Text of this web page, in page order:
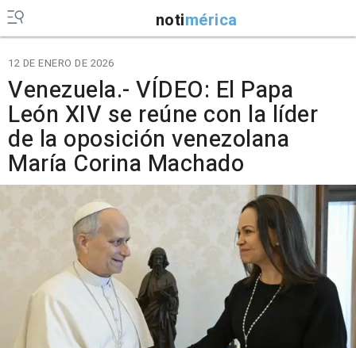
notimérica
12 DE ENERO DE 2026
Venezuela.- VÍDEO: El Papa
León XIV se reúne con la líder
de la oposición venezolana
María Corina Machado